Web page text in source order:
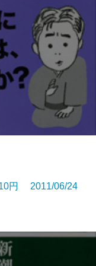
円 2011/06/24